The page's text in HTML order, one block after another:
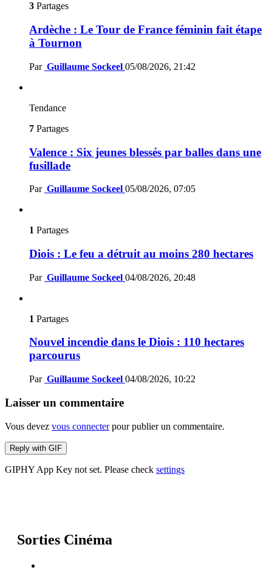
3 Partages
Ardèche : Le Tour de France féminin fait étape
à Tournon
Par Guillaume Sockeel 05/08/2026, 21:42
Tendance
7 Partages
Valence : Six jeunes blessés par balles dans une
fusillade
Par Guillaume Sockeel 05/08/2026, 07:05
1 Partages
Diois : Le feu a détruit au moins 280 hectares
Par Guillaume Sockeel 04/08/2026, 20:48
1 Partages
Nouvel incendie dans le Diois : 110 hectares
parcourus
Par Guillaume Sockeel 04/08/2026, 10:22
Laisser un commentaire
Vous devez vous connecterpour publier un commentaire.
Reply with GIF
GIPHY App Key not set. Please check settings
Sorties Cinéma